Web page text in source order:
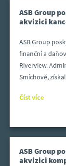
nároku, přes
ASB Group
akvizici
ASB Group
finanční a
Riverview.
Smíchově,
Číst více
ASB Group
akvizici